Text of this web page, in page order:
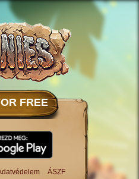
FREE
ÁSZF